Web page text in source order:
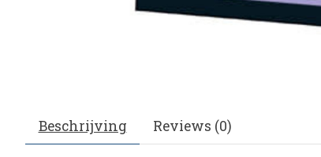
Beschrijving Reviews (0)